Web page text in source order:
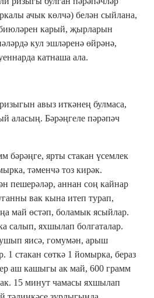
ачык көлчә) белән сыйлана,
карый, җырларын
кул эшләренә өйрәнә,
катнаша ала.
авыз иткәнең булмаса,
аласың. Бәрәңгеле пәрәпәч
бәрәңге, ярты стакан үсемлек
тәменчә тоз кирәк.
пешерәләр, аннан соң кайнар
вак кына итеп турап,
май өстәп, боламык ясыйлар.
салып, яхшылап болгаталар.
яисә, гомумән, арыш
1 стакан сөткә 1 йомырка, бераз
аш кашыгы ак май, 600 грамм
15 минут чамасы яхшылап